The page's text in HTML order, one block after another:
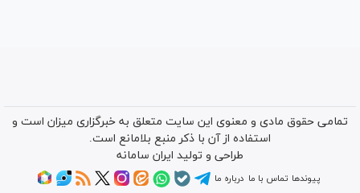
تمامی حقوق مادی و معنوی این سایت متعلق به خبرگزاری میزان است و
استفاده از آن با ذکر منبع بلامانع است.
طراحی و تولید ایران سامانه
پیوندها تماس با ما درباره ما